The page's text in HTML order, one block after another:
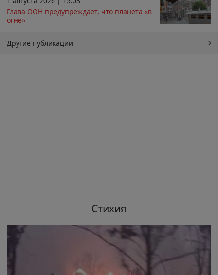
Глава ООН предупреждает, что планета «в
огне»
Другие публикации
Стихия